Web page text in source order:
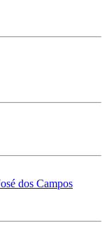
dos Campos